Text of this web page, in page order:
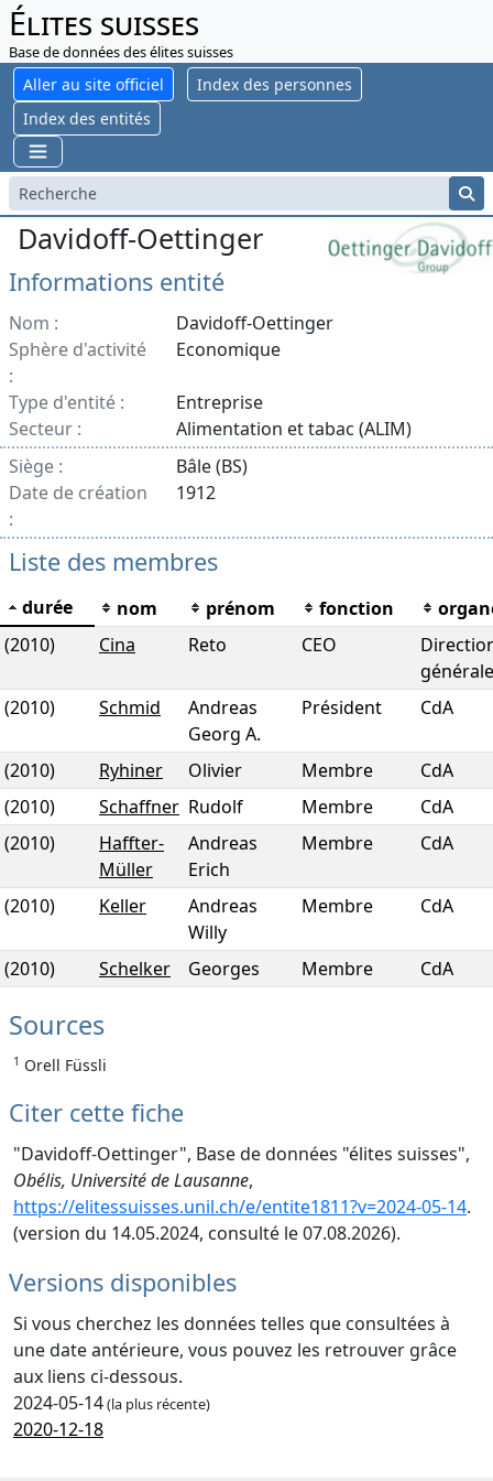
Élites suisses
Base de données des élites suisses
Aller au site officiel
Index des personnes
Index des entités
Davidoff-Oettinger
Informations entité
Nom :
Davidoff-Oettinger
Sphère d'activité
:
Economique
Type d'entité :
Entreprise
Secteur :
Alimentation et tabac (ALIM)
Siège :
Bâle (BS)
Date de création
:
1912
Liste des membres
durée nom prénom fonction
(2010)
Cina Reto CEO
générale
(2010)
Schmid
Andreas
Georg A.
Président CdA
(2010) Ryhiner Olivier Membre
CdA
(2010)
Schaffner Rudolf Membre
CdA
(2010)
Haffter-
Müller
Andreas
Erich
Membre CdA
(2010) Keller
Andreas
Willy
Membre CdA
(2010) Schelker Georges Membre CdA
Sources
1 Orell Füssli
Citer cette fiche
"Davidoff-Oettinger", Base de données "élites suisses",
Obélis, Université de Lausanne,
https://elitessuisses.unil.ch/e/entite1811?v=2024-05-14.
(version du 14.05.2024, consulté le 07.08.2026).
Versions disponibles
Si vous cherchez les données telles que consultées à
une date antérieure, vous pouvez les retrouver grâce
aux liens ci-dessous.
2024-05-14(la plus récente)
2020-12-18